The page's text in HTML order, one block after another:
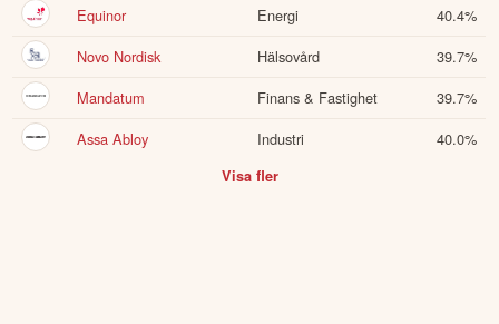
Equinor
Energi 40.4%
Novo Nordisk
Hälsovård 39.7%
Mandatum
Finans & Fastighet 39.7%
Assa Abloy
Industri 40.0%
Visa fler